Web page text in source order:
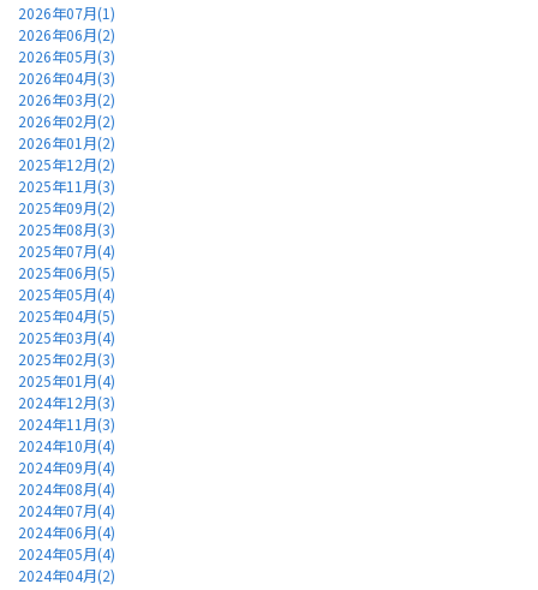
2026年07月(1)
2026年06月(2)
2026年05月(3)
2026年04月(3)
2026年03月(2)
2026年02月(2)
2026年01月(2)
2025年12月(2)
2025年11月(3)
2025年09月(2)
2025年08月(3)
2025年07月(4)
2025年06月(5)
2025年05月(4)
2025年04月(5)
2025年03月(4)
2025年02月(3)
2025年01月(4)
2024年12月(3)
2024年11月(3)
2024年10月(4)
2024年09月(4)
2024年08月(4)
2024年07月(4)
2024年06月(4)
2024年05月(4)
2024年04月(2)